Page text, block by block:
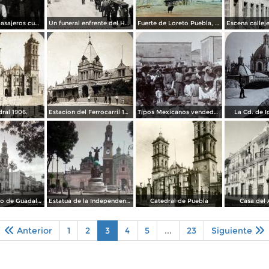
Autobus de pasajeros cubriento la ruta de Mexico a Puebla Un funeral enfrente del Hospital de maternidad Tamaris Hoy hospital de la universidad de Puebla Fuerte de Loreto Puebla, por el fotógrafo T. Enami, de Yokohama, Japón (1934)
1906. Estacion del Ferrocarril 1906. Tipos Mexicanos vendedores de loza 1901. La Cd. de
Calle y templo de Guadalupe. Estatua de la Independencia. Catedral de Puebla Casa del
Anterior 1 2 3 4 5 ... 23 Siguiente